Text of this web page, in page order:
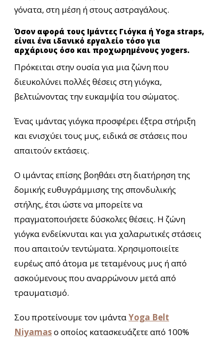
γόνατα, στη μέση ή στους αστραγάλους.
Όσον αφορά τους Ιμάντες Γιόγκα ή Yoga straps,
είναι ένα ιδανικό εργαλείο τόσο για
αρχάριους όσο και προχωρημένους yogers.
Πρόκειται στην ουσία για μια ζώνη που
διευκολύνει πολλές θέσεις στη γιόγκα,
βελτιώνοντας την ευκαμψία του σώματος.
Ένας ιμάντας γιόγκα προσφέρει έξτρα στήριξη
και ενισχύει τους μυς, ειδικά σε στάσεις που
απαιτούν εκτάσεις.
Ο ιμάντας επίσης βοηθάει στη διατήρηση της
δομικής ευθυγράμμισης της σπονδυλικής
στήλης, έτσι ώστε να μπορείτε να
πραγματοποιήσετε δύσκολες θέσεις. Η ζώνη
γιόγκα ενδείκνυται και για χαλαρωτικές στάσεις
που απαιτούν τεντώματα. Χρησιμοποιείτε
ευρέως από άτομα με τεταμένους μυς ή από
ασκούμενους που αναρρώνουν μετά από
τραυματισμό.
Σου προτείνουμε τον ιμάνταYoga Belt
Niyamasο οποίος κατασκευάζετε από 100%